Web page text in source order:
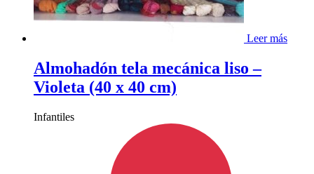
Leer más
Almohadón tela mecánica liso –
Violeta (40 x 40 cm)
Infantiles